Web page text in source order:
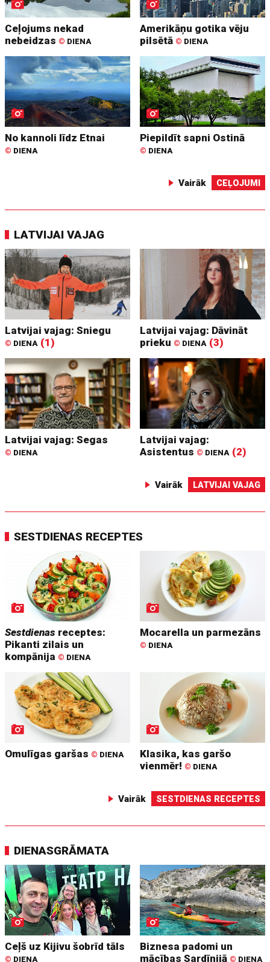
Ceļojums nekad
nebeidzas © DIENA
Amerikāņu gotika vēju
pilsētā © DIENA
No kannoli līdz Etnai
© DIENA
Piepildīt sapni Ostinā
© DIENA
Vairāk CEĻOJUMI
LATVIJAI VAJAG
Latvijai vajag: Sniegu
© DIENA (1)
Latvijai vajag: Dāvināt
prieku © DIENA (3)
Latvijai vajag: Segas
© DIENA
Latvijai vajag:
Asistentus © DIENA (2)
Vairāk LATVIJAI VAJAG
SESTDIENAS RECEPTES
Sestdienas receptes:
Pikanti zilais un
kompānija © DIENA
Mocarella un parmezāns
© DIENA
Omulīgas garšas © DIENA
Klasika, kas garšo
vienmēr! © DIENA
Vairāk SESTDIENAS RECEPTES
DIENASGRĀMATA
Ceļš uz Kijivu šobrīd tāls
© DIENA
Biznesa padomi un
mācības Sardīnijā © DIENA